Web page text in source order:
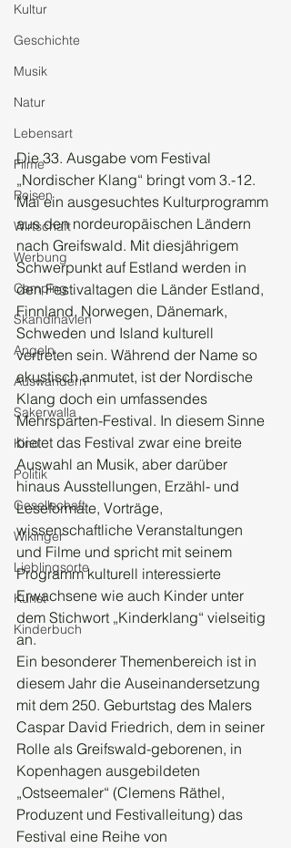
Kultur
Geschichte
Musik
Natur
Lebensart
Filme
Reisen
Wirtschaft
Werbung
Camping
Skandinavien
Angeln
Auswandern
Sakerwalla
Kino
Politik
Gesellschaft
Wikinger
Lieblingsorte
Kunst
Kinderbuch
Die 33. Ausgabe vom Festival
„Nordischer Klang“ bringt vom 3.-12.
Mai ein ausgesuchtes Kulturprogramm
aus den nordeuropäischen Ländern
nach Greifswald. Mit diesjährigem
Schwerpunkt auf Estland werden in
den Festivaltagen die Länder Estland,
Finnland, Norwegen, Dänemark,
Schweden und Island kulturell
vertreten sein. Während der Name so
akustisch anmutet, ist der Nordische
Klang doch ein umfassendes
Mehrsparten-Festival. In diesem Sinne
bietet das Festival zwar eine breite
Auswahl an Musik, aber darüber
hinaus Ausstellungen, Erzähl- und
Leseformate, Vorträge,
wissenschaftliche Veranstaltungen
und Filme und spricht mit seinem
Programm kulturell interessierte
Erwachsene wie auch Kinder unter
dem Stichwort „Kinderklang“ vielseitig
an.
Ein besonderer Themenbereich ist in
diesem Jahr die Auseinandersetzung
mit dem 250. Geburtstag des Malers
Caspar David Friedrich, dem in seiner
Rolle als Greifswald-geborenen, in
Kopenhagen ausgebildeten
„Ostseemaler“ (Clemens Räthel,
Produzent und Festivalleitung) das
Festival eine Reihe von